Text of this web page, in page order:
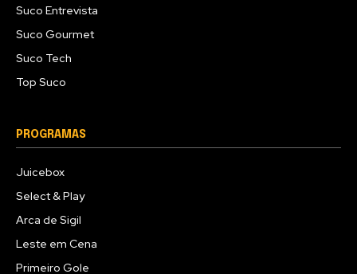
Suco Entrevista
Suco Gourmet
Suco Tech
Top Suco
PROGRAMAS
Juicebox
Select & Play
Arca de Sigil
Leste em Cena
Primeiro Gole